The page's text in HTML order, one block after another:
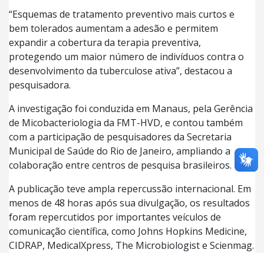
“Esquemas de tratamento preventivo mais curtos e
bem tolerados aumentam a adesão e permitem
expandir a cobertura da terapia preventiva,
protegendo um maior número de indivíduos contra o
desenvolvimento da tuberculose ativa”, destacou a
pesquisadora.
A investigação foi conduzida em Manaus, pela Gerência
de Micobacteriologia da FMT-HVD, e contou também
com a participação de pesquisadores da Secretaria
Municipal de Saúde do Rio de Janeiro, ampliando a
colaboração entre centros de pesquisa brasileiros.
A publicação teve ampla repercussão internacional. Em
menos de 48 horas após sua divulgação, os resultados
foram repercutidos por importantes veículos de
comunicação científica, como Johns Hopkins Medicine,
CIDRAP, MedicalXpress, The Microbiologist e Scienmag.